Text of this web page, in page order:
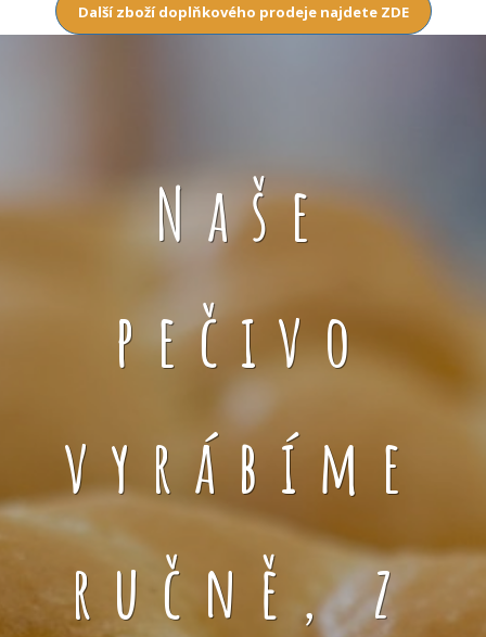
Další zboží doplňkového prodeje najdete ZDE
Naše
pečivo
vyrábíme
ručně, z